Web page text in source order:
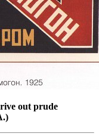
out prude